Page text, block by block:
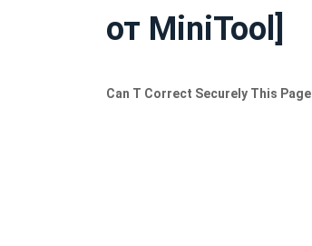
от MiniTool]
Can T Correct Securely This Page